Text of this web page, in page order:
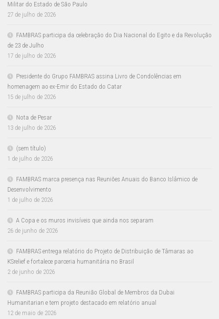
Militar do Estado de São Paulo
27 de julho de 2026
FAMBRAS participa da celebração do Dia Nacional do Egito e da Revolução
de 23 de Julho
17 de julho de 2026
Presidente do Grupo FAMBRAS assina Livro de Condolências em
homenagem ao ex-Emir do Estado do Catar
15 de julho de 2026
Nota de Pesar
13 de julho de 2026
(sem título)
1 de julho de 2026
FAMBRAS marca presença nas Reuniões Anuais do Banco Islâmico de
Desenvolvimento
1 de julho de 2026
A Copa e os muros invisíveis que ainda nos separam
26 de junho de 2026
FAMBRAS entrega relatório do Projeto de Distribuição de Tâmaras ao
KSrelief e fortalece parceria humanitária no Brasil
2 de junho de 2026
FAMBRAS participa da Reunião Global de Membros da Dubai
Humanitarian e tem projeto destacado em relatório anual
12 de maio de 2026